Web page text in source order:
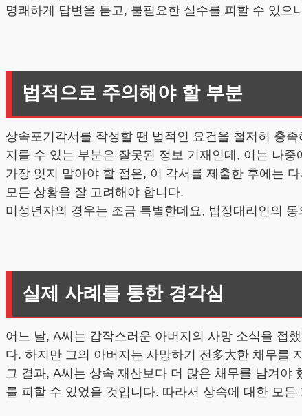
명쾌하게 답변을 듣고, 불필요한 실수를 피할 수 있으
법적으로 주의해야 할 부분
상속포기각서를 작성할 땐 법적인 요건을 철저히 충
지를 수 있는 부분은 잘못된 정보 기재인데, 이는 나
가장 잊지 말아야 할 점은, 이 각서를 제출한 후에는
모든 상황을 잘 고려해야 합니다.
미성년자의 경우는 조금 특별한데요, 법정대리인의
실제 사례를 통한 경각심
어느 날, A씨는 갑작스러운 아버지의 사망 소식을 접
다. 하지만 그의 아버지는 사망하기 전多大한 채무를
그 결과, A씨는 상속 재산보다 더 많은 채무를 남겨야
를 피할 수 있었을 것입니다. 따라서 상속에 대한 모